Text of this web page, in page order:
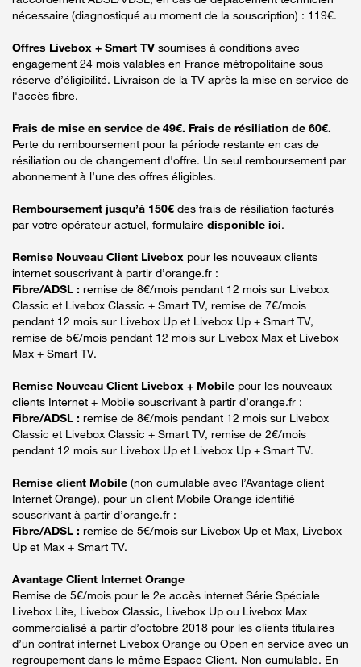
nécessaire (diagnostiqué au moment de la souscription) : 119€.
Offres Livebox + Smart TV soumises à conditions avec
engagement 24 mois valables en France métropolitaine sous
réserve d’éligibilité. Livraison de la TV après la mise en service de
l'accès fibre.
Frais de mise en service de 49€. Frais de résiliation de 60€.
Perte du remboursement pour la période restante en cas de
résiliation ou de changement d'offre. Un seul remboursement par
abonnement à l’une des offres éligibles.
Remboursement jusqu’à 150€ des frais de résiliation facturés
par votre opérateur actuel, formulaire disponible ici.
Remise Nouveau Client Livebox pour les nouveaux clients
internet souscrivant à partir d’orange.fr :
Fibre/ADSL : remise de 8€/mois pendant 12 mois sur Livebox
Classic et Livebox Classic + Smart TV, remise de 7€/mois
pendant 12 mois sur Livebox Up et Livebox Up + Smart TV,
remise de 5€/mois pendant 12 mois sur Livebox Max et Livebox
Max + Smart TV.
Remise Nouveau Client Livebox + Mobile pour les nouveaux
clients Internet + Mobile souscrivant à partir d’orange.fr :
Fibre/ADSL : remise de 8€/mois pendant 12 mois sur Livebox
Classic et Livebox Classic + Smart TV, remise de 2€/mois
pendant 12 mois sur Livebox Up et Livebox Up + Smart TV.
Remise client Mobile (non cumulable avec l’Avantage client
Internet Orange), pour un client Mobile Orange identifié
souscrivant à partir d’orange.fr :
Fibre/ADSL : remise de 5€/mois sur Livebox Up et Max, Livebox
Up et Max + Smart TV.
Avantage Client Internet Orange
Remise de 5€/mois pour le 2e accès internet Série Spéciale
Livebox Lite, Livebox Classic, Livebox Up ou Livebox Max
commercialisé à partir d’octobre 2018 pour les clients titulaires
d’un contrat internet Livebox Orange ou Open en service avec un
regroupement dans le même Espace Client. Non cumulable. En